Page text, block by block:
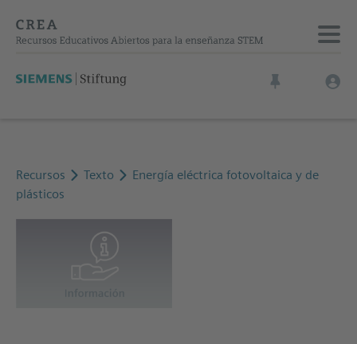
Recursos Texto
Energía eléctrica fotovoltaica y de
plásticos